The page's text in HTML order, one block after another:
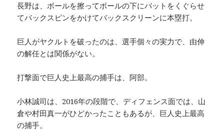
長野は、ボールを擦ってボールの下にバットをくぐらせ
てバックスピンをかけてバックスクリーンに本塁打。
巨人がヤクルトを破ったのは、選手個々の実力で、由伸
の解任とは関係がない。
打撃面で巨人史上最高の捕手は、阿部。
小林誠司は、2016年の段階で、ディフェンス面では、山
倉や村田真一がひどかったこともあるが、巨人史上最高
の捕手。